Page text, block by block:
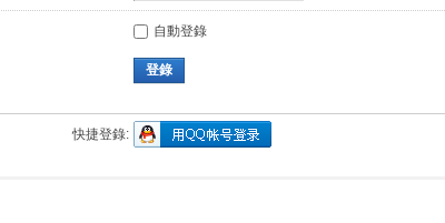
自動登錄
登錄
快捷登錄: